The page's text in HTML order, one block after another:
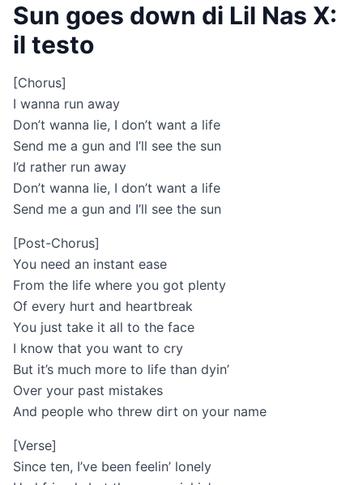
Sun goes down di Lil Nas X:
il testo
[Chorus]
I wanna run away
Don’t wanna lie, I don’t want a life
Send me a gun and I’ll see the sun
I’d rather run away
Don’t wanna lie, I don’t want a life
Send me a gun and I’ll see the sun
[Post-Chorus]
You need an instant ease
From the life where you got plenty
Of every hurt and heartbreak
You just take it all to the face
I know that you want to cry
But it’s much more to life than dyin’
Over your past mistakes
And people who threw dirt on your name
[Verse]
Since ten, I’ve been feelin’ lonely